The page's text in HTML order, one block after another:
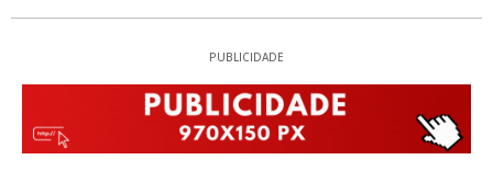
PUBLICIDADE